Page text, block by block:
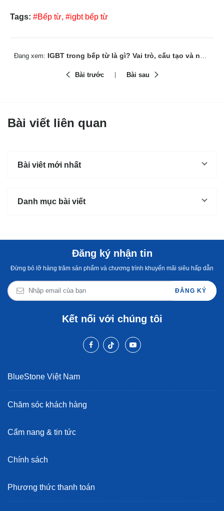
Tags: #Bếp từ, #igbt bếp từ
Đang xem: IGBT trong bếp từ là gì? Vai trò, cấu tạo và nguyên lý hoạt động
Bài trước Bài sau
Bài viết liên quan
Bài viêt mới nhất
Danh mục bài viết
Đăng ký nhận tin
Đừng bỏ lỡ hàng trăm sản phẩm và chương trình khuyến mãi siêu hấp dẫn
ĐĂNG KÝ
Kết nối với chúng tôi
BlueStone Việt Nam
Chăm sóc khách hàng
Cẩm nang & tin tức
Chính sách
Phương thức thanh toán